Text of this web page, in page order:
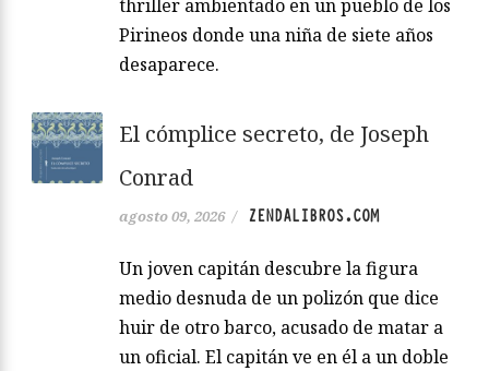
thriller ambientado en un pueblo de los
Pirineos donde una niña de siete años
desaparece.
El cómplice secreto, de Joseph
Conrad
agosto 09, 2026 / ZENDALIBROS.COM
Un joven capitán descubre la figura
medio desnuda de un polizón que dice
huir de otro barco, acusado de matar a
un oficial. El capitán ve en él a un doble